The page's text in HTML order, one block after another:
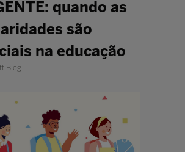
quando as
são
na educação
Blog